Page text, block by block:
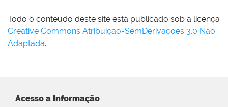
Todo o conteúdo deste site está publicado sob a licença
Creative Commons Atribuição-SemDerivações 3.0 Não
Adaptada.
Acesso a Informação